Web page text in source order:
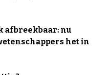
afbreekbaar: nu
het in